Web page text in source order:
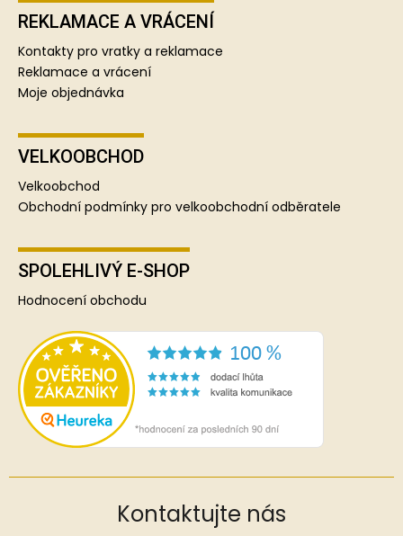
REKLAMACE A VRÁCENÍ
Kontakty pro vratky a reklamace
Reklamace a vrácení
Moje objednávka
VELKOOBCHOD
Velkoobchod
Obchodní podmínky pro velkoobchodní odběratele
SPOLEHLIVÝ E-SHOP
Hodnocení obchodu
Kontaktujte nás